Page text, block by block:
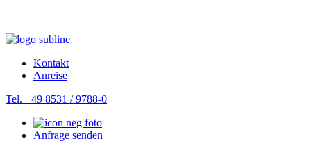
Kontakt
Anreise
Tel. +49 8531 / 9788-0
Anfrage senden